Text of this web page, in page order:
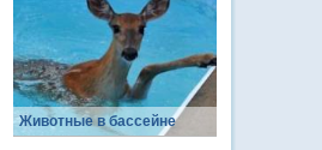
Животные в бассейне